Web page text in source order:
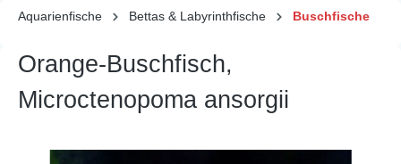
Aquarienfische Bettas & Labyrinthfische Buschfische
Orange-Buschfisch,
Microctenopoma ansorgii
Bildergalerie überspringen